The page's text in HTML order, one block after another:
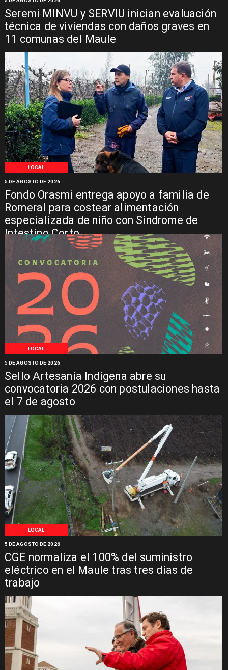
Seremi MINVU y SERVIU inician evaluación
técnica de viviendas con daños graves en
11 comunas del Maule
LOCAL
Fondo Orasmi entrega apoyo a familia de
Romeral para costear alimentación
especializada de niño con Síndrome de
Intestino Corto
5 DE AGOSTO DE 2026
LOCAL
Sello Artesanía Indígena abre su
convocatoria 2026 con postulaciones hasta
el 7 de agosto
5 DE AGOSTO DE 2026
LOCAL
CGE normaliza el 100% del suministro
eléctrico en el Maule tras tres días de
trabajo
5 DE AGOSTO DE 2026